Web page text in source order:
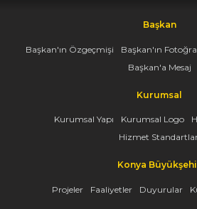
Başkan
Başkan'ın Özgeçmişi Başkan'ın
Başkan'a Mesaj
Kurumsal
Kurumsal Yapı Kurumsal Logo
Hizmet
Konya
Projeler Faaliyetler Duyurular